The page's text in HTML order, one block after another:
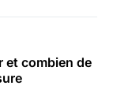
et combien de